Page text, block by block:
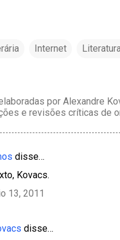
Internet
por Alexandre
e revisões críticas de
disse…
Kovacs.
13, 2011
disse…